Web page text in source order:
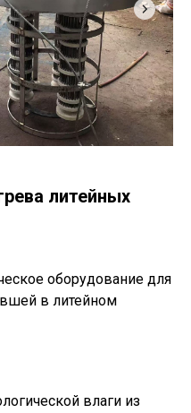
литейных
оборудование для
в литейном
влаги из